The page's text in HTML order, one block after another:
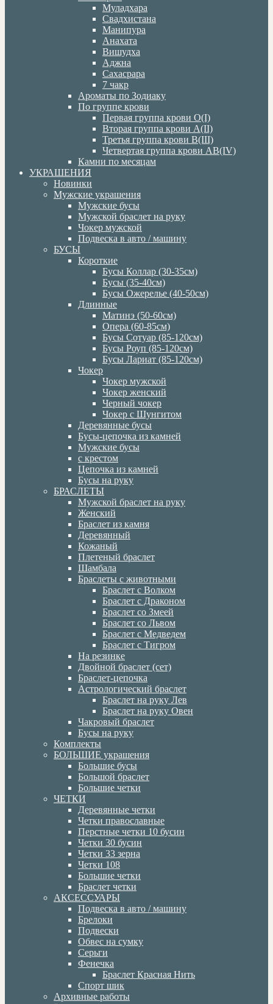
Муладхара
Свадхистана
Манипура
Анахата
Вишудха
Аджна
Сахасрара
7 чакр
Ароматы по Зодиаку
По группе крови
Первая группа крови О(I)
Вторая группа крови А(II)
Третья группа крови В(III)
Четвертая группа крови АВ(IV)
Камни по месяцам
УКРАШЕНИЯ
Новинки
Мужские украшения
Мужские бусы
Мужской браслет на руку
Чокер мужской
Подвеска в авто / машину
БУСЫ
Короткие
Бусы Коллар (30-35см)
Бусы (35-40см)
Бусы Ожерелье (40-50см)
Длинные
Матинэ (50-60см)
Опера (60-85см)
Бусы Сотуар (85-120см)
Бусы Роуп (85-120см)
Бусы Лариат (85-120см)
Чокер
Чокер мужской
Чокер женский
Черный чокер
Чокер с Шунгитом
Деревянные бусы
Бусы-цепочка из камней
Мужские бусы
с крестом
Цепочка из камней
Бусы на руку
БРАСЛЕТЫ
Мужской браслет на руку
Женский
Браслет из камня
Деревянный
Кожаный
Плетеный браслет
Шамбала
Браслеты с животными
Браслет с Волком
Браслет с Драконом
Браслет со Змеей
Браслет со Львом
Браслет с Медведем
Браслет с Тигром
На резинке
Двойной браслет (сет)
Браслет-цепочка
Астрологический браслет
Браслет на руку Лев
Браслет на руку Овен
Чакровый браслет
Бусы на руку
Комплекты
БОЛЬШИЕ украшения
Большие бусы
Большой браслет
Большие четки
ЧЕТКИ
Деревянные четки
Четки православные
Перстные четки 10 бусин
Четки 30 бусин
Четки 33 зерна
Четки 108
Большие четки
Браслет четки
АКСЕССУАРЫ
Подвеска в авто / машину
Брелоки
Подвески
Обвес на сумку
Серьги
Фенечка
Браслет Красная Нить
Спорт шик
Архивные работы